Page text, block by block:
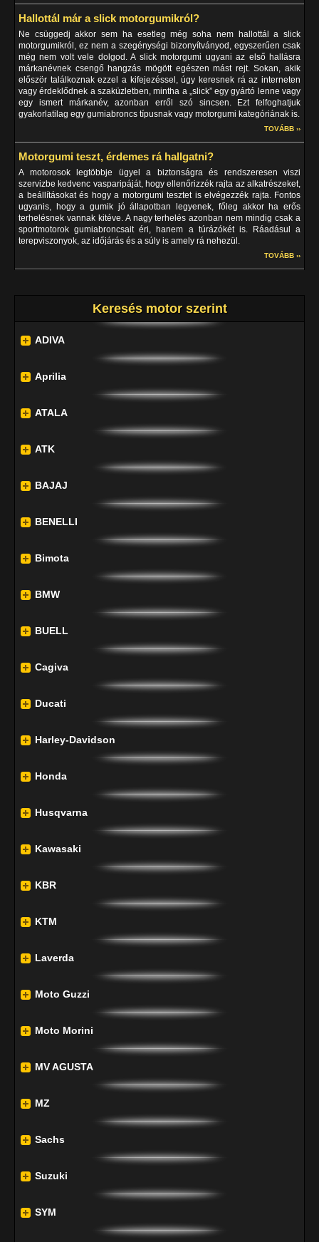
Hallottál már a slick motorgumikról?
Ne csüggedj akkor sem ha esetleg még soha nem hallottál a slick
motorgumikról, ez nem a szegénységi bizonyítványod, egyszerűen csak
még nem volt vele dolgod. A slick motorgumi ugyani az első hallásra
márkanévnek csengő hangzás mögött egészen mást rejt. Sokan, akik
először találkoznak ezzel a kifejezéssel, úgy keresnek rá az interneten
vagy érdeklődnek a szaküzletben, mintha a „slick” egy gyártó lenne vagy
egy ismert márkanév, azonban erről szó sincsen. Ezt felfoghatjuk
gyakorlatilag egy gumiabroncs típusnak vagy motorgumi kategóriának is.
TOVÁBB ››
Motorgumi teszt, érdemes rá hallgatni?
A motorosok legtöbbje ügyel a biztonságra és rendszeresen viszi
szervizbe kedvenc vasparipáját, hogy ellenőrizzék rajta az alkatrészeket,
a beállításokat és hogy a motorgumi tesztet is elvégezzék rajta. Fontos
ugyanis, hogy a gumik jó állapotban legyenek, főleg akkor ha erős
terhelésnek vannak kitéve. A nagy terhelés azonban nem mindig csak a
sportmotorok gumiabroncsait éri, hanem a túrázókét is. Ráadásul a
terepviszonyok, az időjárás és a súly is amely rá nehezül.
TOVÁBB ››
Keresés motor szerint
ADIVA
Aprilia
ATALA
ATK
BAJAJ
BENELLI
Bimota
BMW
BUELL
Cagiva
Ducati
Harley-Davidson
Honda
Husqvarna
Kawasaki
KBR
KTM
Laverda
Moto Guzzi
Moto Morini
MV AGUSTA
MZ
Sachs
Suzuki
SYM